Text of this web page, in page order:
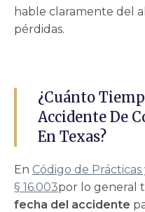
hable claramente del
pérdidas.
¿Cuánto
Accidente De
En Texas?
En Código de Prácticas
§ 16.003por lo general
fecha del accidente